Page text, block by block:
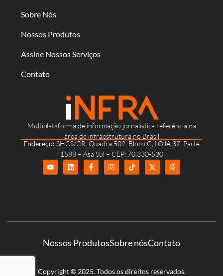
Multiplataforma de informação jornalística referência na
área de infraestrutura no Brasil
Endereço: SHCS/CR, Quadra 502, Bloco C, LOJA 37, Parte
1588 – Asa Sul – CEP: 70.330-530
Sobre Nós
Nossos Produtos
Assine Nossos Serviços
Contato
Nossos ProdutosSobre nósContato
Copyright © 2025. Todos os direitos reservados.